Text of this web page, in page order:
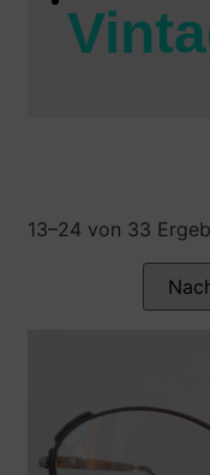
13–24 von 33